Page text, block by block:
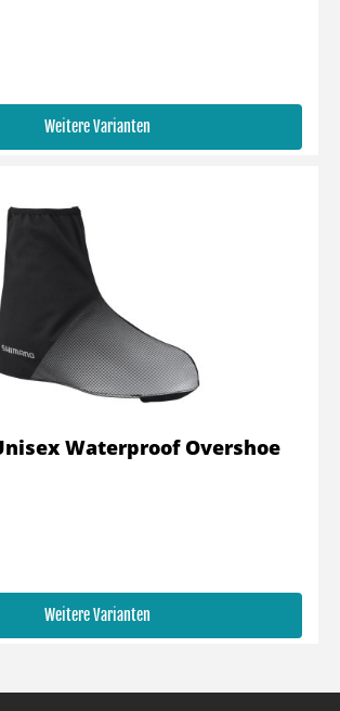
Weitere Varianten
Weitere Varianten
Waterproof Overshoe